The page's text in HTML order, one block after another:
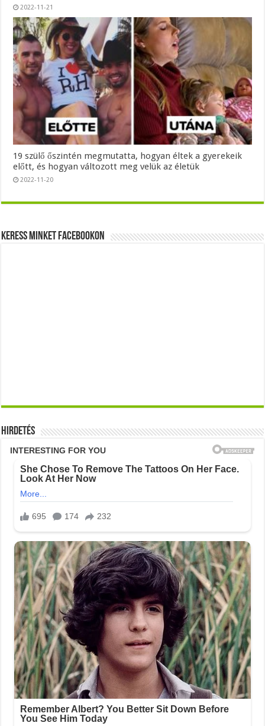
2022-11-21
19 szülő őszintén megmutatta, hogyan éltek a gyerekeik
előtt, és hogyan változott meg velük az életük
2022-11-20
Keress minket Facebookon
Hirdetés